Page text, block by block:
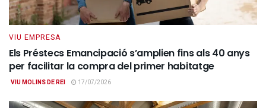
VIU EMPRESA
Els Préstecs Emancipació s’amplien fins als 40 anys
per facilitar la compra del primer habitatge
VIU MOLINS DE REI 17/07/2026